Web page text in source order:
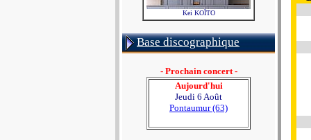
Kei KOÏTO
Base discographique
- Prochain concert -
Aujourd'hui
Jeudi 6 Août
Pontaumur (63)